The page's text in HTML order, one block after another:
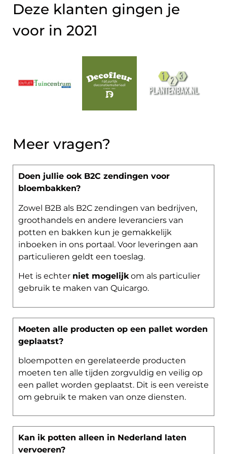
Deze klanten gingen je
voor in 2021
Meer vragen?
Doen jullie ook B2C zendingen voor
bloembakken?
Zowel B2B als B2C zendingen van bedrijven,
groothandels en andere leveranciers van
potten en bakken kun je gemakkelijk
inboeken in ons portaal. Voor leveringen aan
particulieren geldt een toeslag.
Het is echter niet mogelijkom als particulier
gebruik te maken van Quicargo.
Moeten alle producten op een pallet worden
geplaatst?
bloempotten en gerelateerde producten
moeten ten alle tijden zorgvuldig en veilig op
een pallet worden geplaatst. Dit is een vereiste
om gebruik te maken van onze diensten.
Kan ik potten alleen in Nederland laten
vervoeren?